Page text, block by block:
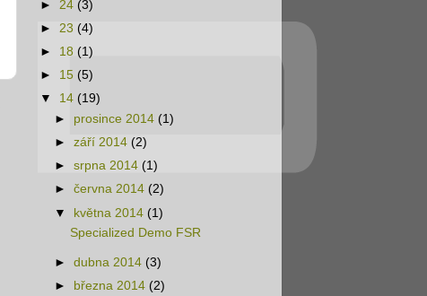
► 24 (3)
► 23 (4)
► 18 (1)
► 15 (5)
▼ 14 (19)
► prosince 2014 (1)
►září 2014 (2)
►srpna 2014 (1)
►června 2014 (2)
▼ května 2014 (1)
Specialized Demo FSR
►dubna 2014 (3)
►
března 2014 (2)